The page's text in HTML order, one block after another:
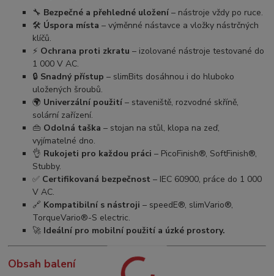
🔧 Bezpečné a přehledné uložení – nástroje vždy po ruce.
🛠️ Úspora místa – výměnné nástavce a vložky nástrčných
klíčů.
⚡ Ochrana proti zkratu – izolované nástroje testované do
1 000 V AC.
🔒 Snadný přístup – slimBits dosáhnou i do hluboko
uložených šroubů.
🌍 Univerzální použití – staveniště, rozvodné skříně,
solární zařízení.
👜 Odolná taška – stojan na stůl, klopa na zeď,
vyjímatelné dno.
👌 Rukojeti pro každou práci – PicoFinish®, SoftFinish®,
Stubby.
✅ Certifikovaná bezpečnost – IEC 60900, práce do 1 000
V AC.
🔗 Kompatibilní s nástroji – speedE®, slimVario®,
TorqueVario®-S electric.
🚀 Ideální pro mobilní použití a úzké prostory.
Obsah balení